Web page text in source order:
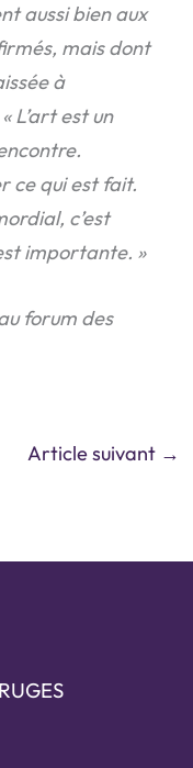
aussi bien aux
mais dont
à
L’art est un
ce qui est fait.
c’est
importante. »
forum des
Article suivant →